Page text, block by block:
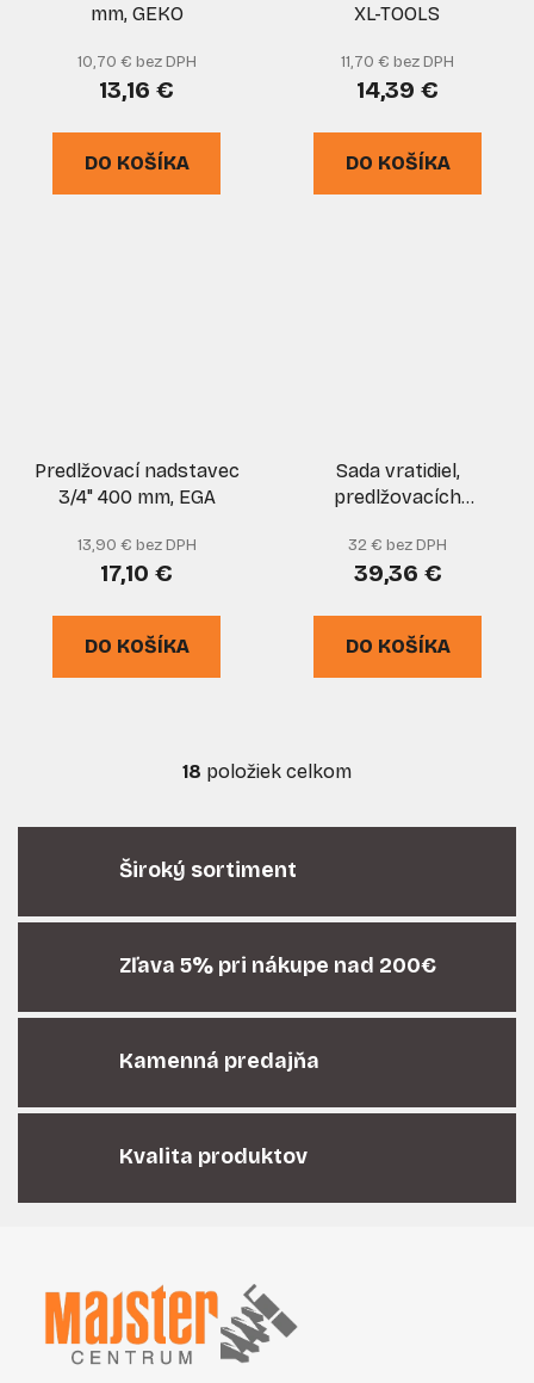
mm, GEKO
10,70 € bez DPH
13,16 €
DO KOŠÍKA
XL-TOOLS
11,70 € bez DPH
14,39 €
DO KOŠÍKA
Predlžovací nadstavec
3/4" 400 mm, EGA
13,90 € bez DPH
17,10 €
DO KOŠÍKA
Sada vratidiel,
predlžovacích
1/4" 3/8" 1/2", 25-dielna
sada, GEKO
32 € bez DPH
39,36 €
DO KOŠÍKA
O
l
á
a
i
p
v
v
p
18 položiek celkom
Široký sortiment
Zľava 5% pri nákupe nad 200€
Kamenná predajňa
Kvalita produktov